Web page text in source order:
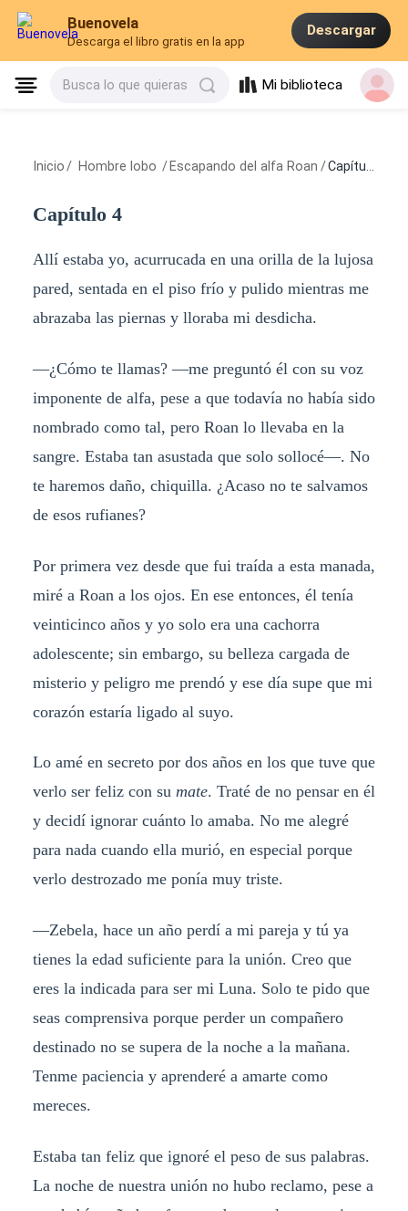
Buenovela
Descarga el libro gratis en la app
Descargar
Busca lo que quieras Mi biblioteca
Inicio / Hombre lobo / Escapando del alfa Roan /Capítulo 4
Capítulo 4
Allí estaba yo, acurrucada en una orilla de la lujosa
pared, sentada en el piso frío y pulido mientras me
abrazaba las piernas y lloraba mi desdicha.
—¿Cómo te llamas? —me preguntó él con su voz
imponente de alfa, pese a que todavía no había sido
nombrado como tal, pero Roan lo llevaba en la
sangre. Estaba tan asustada que solo sollocé—. No
te haremos daño, chiquilla. ¿Acaso no te salvamos
de esos rufianes?
Por primera vez desde que fui traída a esta manada,
miré a Roan a los ojos. En ese entonces, él tenía
veinticinco años y yo solo era una cachorra
adolescente; sin embargo, su belleza cargada de
misterio y peligro me prendó y ese día supe que mi
corazón estaría ligado al suyo.
Lo amé en secreto por dos años en los que tuve que
verlo ser feliz con su mate. Traté de no pensar en él
y decidí ignorar cuánto lo amaba. No me alegré
para nada cuando ella murió, en especial porque
verlo destrozado me ponía muy triste.
—Zebela, hace un año perdí a mi pareja y tú ya
tienes la edad suficiente para la unión. Creo que
eres la indicada para ser mi Luna. Solo te pido que
seas comprensiva porque perder un compañero
destinado no se supera de la noche a la mañana.
Tenme paciencia y aprenderé a amarte como
mereces.
Estaba tan feliz que ignoré el peso de sus palabras.
La noche de nuestra unión no hubo reclamo, pese a